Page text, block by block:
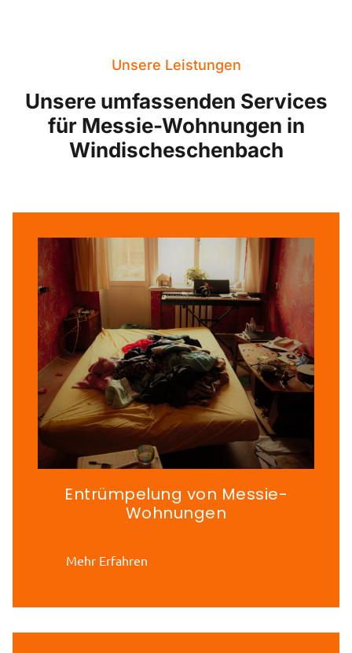
Unsere Leistungen
Unsere umfassenden Services
für Messie-Wohnungen in
Windischeschenbach
Entrümpelung von Messie-
Wohnungen
Mehr Erfahren